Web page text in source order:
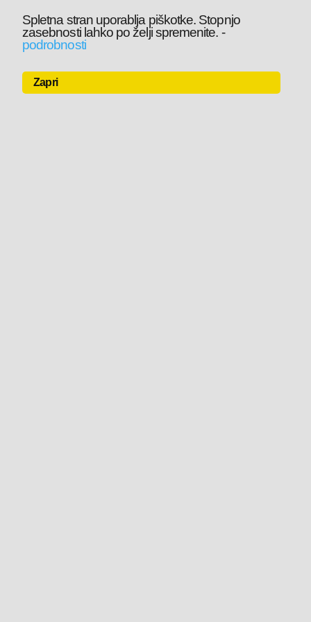
Spletna stran uporablja piškotke. Stopnjo
zasebnosti lahko po želji spremenite. -
podrobnosti
Zapri